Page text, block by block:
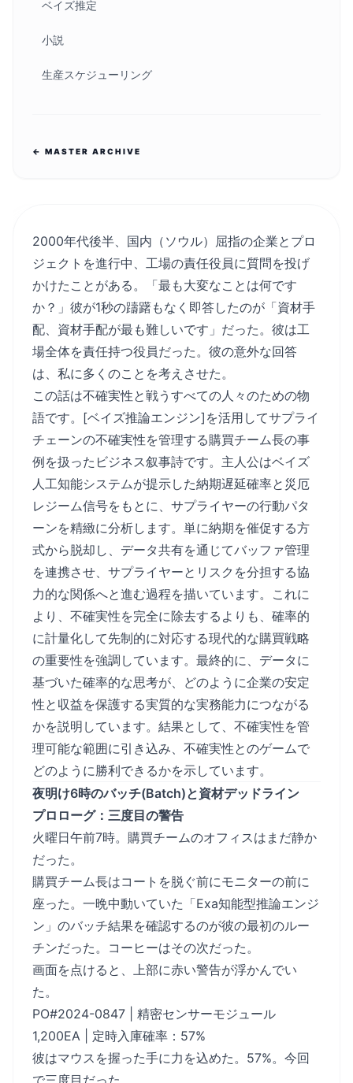
ベイズ推定
小説
生産スケジューリング
← MASTER ARCHIVE
2000年代後半、国内（ソウル）屈指の企業とプロ
ジェクトを進行中、工場の責任役員に質問を投げ
かけたことがある。「最も大変なことは何です
か？」彼が1秒の躊躇もなく即答したのが「資材手
配、資材手配が最も難しいです」だった。彼は工
場全体を責任持つ役員だった。彼の意外な回答
は、私に多くのことを考えさせた。
この話は不確実性と戦うすべての人々のための物
語です。[ベイズ推論エンジン]を活用してサプライ
チェーンの不確実性を管理する購買チーム長の事
例を扱ったビジネス叙事詩です。主人公はベイズ
人工知能システムが提示した納期遅延確率と災厄
レジーム信号をもとに、サプライヤーの行動パタ
ーンを精緻に分析します。単に納期を催促する方
式から脱却し、データ共有を通じてバッファ管理
を連携させ、サプライヤーとリスクを分担する協
力的な関係へと進む過程を描いています。これに
より、不確実性を完全に除去するよりも、確率的
に計量化して先制的に対応する現代的な購買戦略
の重要性を強調しています。最終的に、データに
基づいた確率的な思考が、どのように企業の安定
性と収益を保護する実質的な実務能力につながる
かを説明しています。結果として、不確実性を管
理可能な範囲に引き込み、不確実性とのゲームで
どのように勝利できるかを示しています。
夜明け6時のバッチ(Batch)と資材デッドライン
プロローグ：三度目の警告
火曜日午前7時。購買チームのオフィスはまだ静か
だった。
購買チーム長はコートを脱ぐ前にモニターの前に
座った。一晩中動いていた「Exa知能型推論エンジ
ン」のバッチ結果を確認するのが彼の最初のルー
チンだった。コーヒーはその次だった。
画面を点けると、上部に赤い警告が浮かんでい
た。
PO#2024-0847 | 精密センサーモジュール
1,200EA | 定時入庫確率：57%
彼はマウスを握った手に力を込めた。57%。今回
で三度目だった。